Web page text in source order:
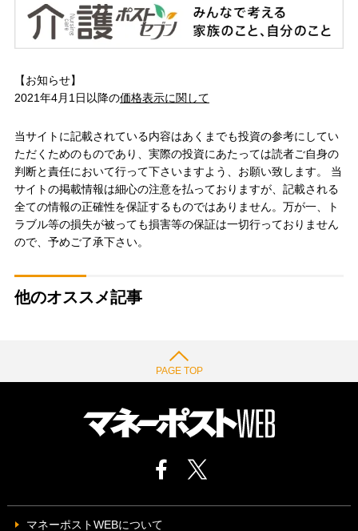
【お知らせ】
2021年4月1日以降の価格表示に関して
当サイトに記載されている内容はあくまでも投資の参考にしてい
ただくためのものであり、実際の投資にあたっては読者ご自身の
判断と責任において行って下さいますよう、お願い致します。 当
サイトの掲載情報は細心の注意を払っておりますが、記載される
全ての情報の正確性を保証するものではありません。万が一、ト
ラブル等の損失が被っても損害等の保証は一切行っておりません
ので、予めご了承下さい。
他のオススメ記事
PAGE TOP
マネーポストWEBについて